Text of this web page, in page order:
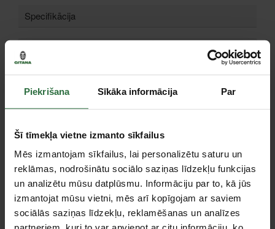
Piekrišana Sīkāka informācija Par
Šī tīmekļa vietne izmanto sīkfailus
Mēs izmantojam sīkfailus, lai personalizētu saturu un
reklāmas, nodrošinātu sociālo saziņas līdzekļu funkcijas
un analizētu mūsu datplūsmu. Informāciju par to, kā jūs
izmantojat mūsu vietni, mēs arī kopīgojam ar saviem
sociālās saziņas līdzekļu, reklamēšanas un analīzes
Specifikācija
Apgriezienu skaits
Jauda
9200
Izmēri (garums x platums x
augstums)
1797x775x1391 mm
Spriegums/frekvence
230 / 400 V 50 Hz
Degvielas patēriņš
2,5 l/h pie 75% noslodzes
Degvielas veids
Dīzelis